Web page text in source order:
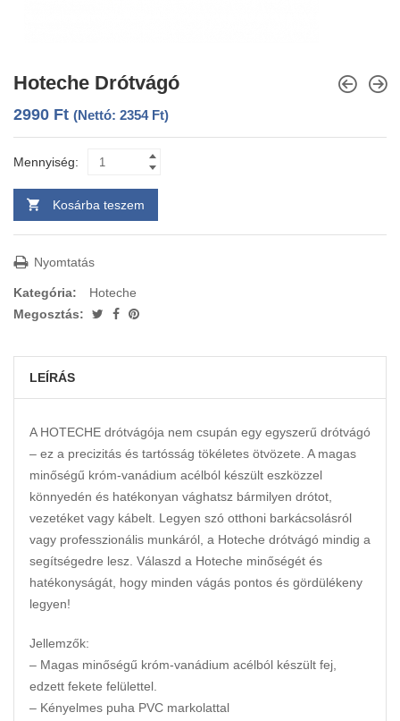
Hoteche Drótvágó
2990 Ft (Nettó: 2354 Ft)
Mennyiség:
Kosárba teszem
Nyomtatás
Kategória:
Hoteche
Megosztás:
LEÍRÁS
A HOTECHE drótvágója nem csupán egy egyszerű drótvágó
– ez a precizitás és tartósság tökéletes ötvözete. A magas
minőségű króm-vanádium acélból készült eszközzel
könnyedén és hatékonyan vághatsz bármilyen drótot,
vezetéket vagy kábelt. Legyen szó otthoni barkácsolásról
vagy professzionális munkáról, a Hoteche drótvágó mindig a
segítségedre lesz. Válaszd a Hoteche minőségét és
hatékonyságát, hogy minden vágás pontos és gördülékeny
legyen!
Jellemzők:
– Magas minőségű króm-vanádium acélból készült fej,
edzett fekete felülettel.
– Kényelmes puha PVC markolattal